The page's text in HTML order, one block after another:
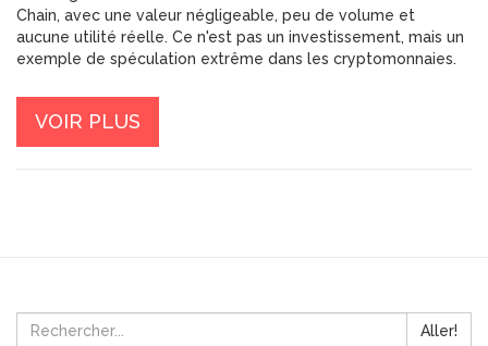
Chain, avec une valeur négligeable, peu de volume et
aucune utilité réelle. Ce n'est pas un investissement, mais un
exemple de spéculation extrême dans les cryptomonnaies.
VOIR PLUS
Aller!